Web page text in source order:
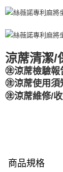
涼蓆清潔/
㊟涼蓆檢驗報
㊟涼蓆使用須
㊟涼蓆維修/
商品規格